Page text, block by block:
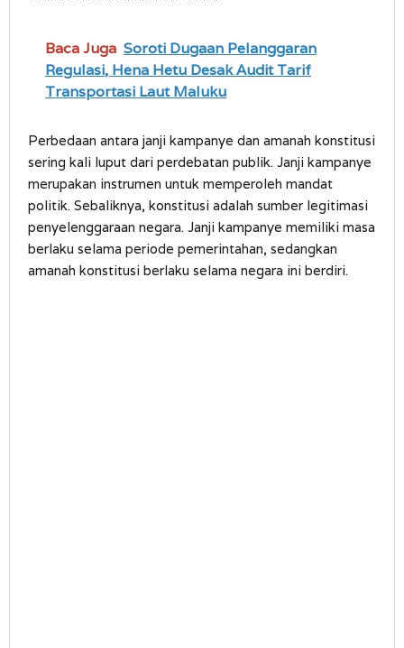
Baca Juga Soroti Dugaan Pelanggaran
Regulasi, Hena Hetu Desak Audit Tarif
Transportasi Laut Maluku
Perbedaan antara janji kampanye dan amanah konstitusi
sering kali luput dari perdebatan publik. Janji kampanye
merupakan instrumen untuk memperoleh mandat
politik. Sebaliknya, konstitusi adalah sumber legitimasi
penyelenggaraan negara. Janji kampanye memiliki masa
berlaku selama periode pemerintahan, sedangkan
amanah konstitusi berlaku selama negara ini berdiri.